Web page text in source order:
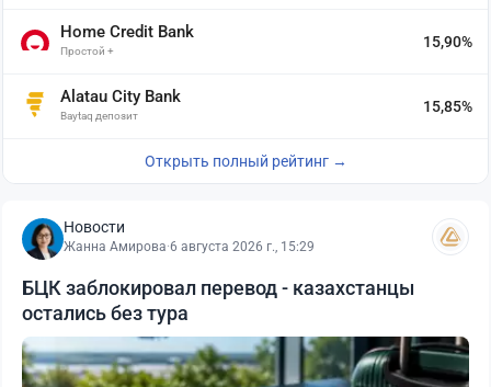
Home Credit Bank
Простой +
15,90%
Alatau City Bank
Baytaq депозит
15,85%
Открыть полный рейтинг →
Новости
Жанна Амирова·6 августа 2026 г., 15:29
БЦК заблокировал перевод - казахстанцы
остались без тура